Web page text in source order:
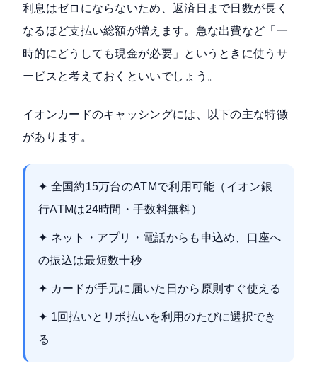
利息はゼロにならないため、返済日まで日数が長く
なるほど支払い総額が増えます。急な出費など「一
時的にどうしても現金が必要」というときに使うサ
ービスと考えておくといいでしょう。
イオンカードのキャッシングには、以下の主な特徴
があります。
✦ 全国約15万台のATMで利用可能（イオン銀
行ATMは24時間・手数料無料）
✦ ネット・アプリ・電話からも申込め、口座へ
の振込は最短数十秒
✦ カードが手元に届いた日から原則すぐ使える
✦ 1回払いとリボ払いを利用のたびに選択でき
る